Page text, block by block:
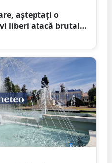
așteptați o
liberi atacă brutal